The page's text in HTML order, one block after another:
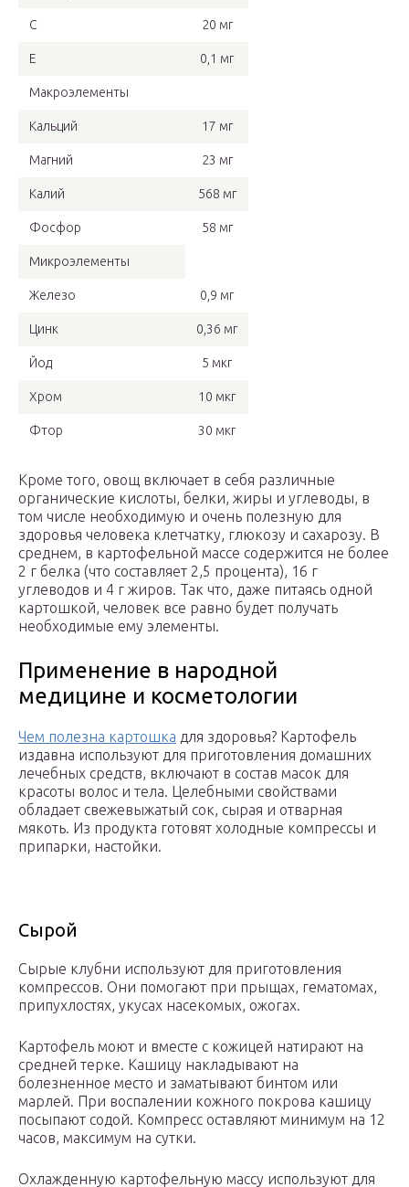
C 20 мг
E 0,1 мг
Макроэлементы
Кальций 17 мг
Магний 23 мг
Калий 568 мг
Фосфор 58 мг
Микроэлементы
Железо 0,9 мг
Цинк 0,36 мг
Йод 5 мкг
Хром 10 мкг
Фтор 30 мкг
Кроме того, овощ включает в себя различные
органические кислоты, белки, жиры и углеводы, в
том числе необходимую и очень полезную для
здоровья человека клетчатку, глюкозу и сахарозу. В
среднем, в картофельной массе содержится не более
2 г белка (что составляет 2,5 процента), 16 г
углеводов и 4 г жиров. Так что, даже питаясь одной
картошкой, человек все равно будет получать
необходимые ему элементы.
Применение в народной
медицине и косметологии
Чем полезна картошка для здоровья? Картофель
издавна используют для приготовления домашних
лечебных средств, включают в состав масок для
красоты волос и тела. Целебными свойствами
обладает свежевыжатый сок, сырая и отварная
мякоть. Из продукта готовят холодные компрессы и
припарки, настойки.
Сырой
Сырые клубни используют для приготовления
компрессов. Они помогают при прыщах, гематомах,
припухлостях, укусах насекомых, ожогах.
Картофель моют и вместе с кожицей натирают на
средней терке. Кашицу накладывают на
болезненное место и заматывают бинтом или
марлей. При воспалении кожного покрова кашицу
посыпают содой. Компресс оставляют минимум на 12
часов, максимум на сутки.
Охлажденную картофельную массу используют для